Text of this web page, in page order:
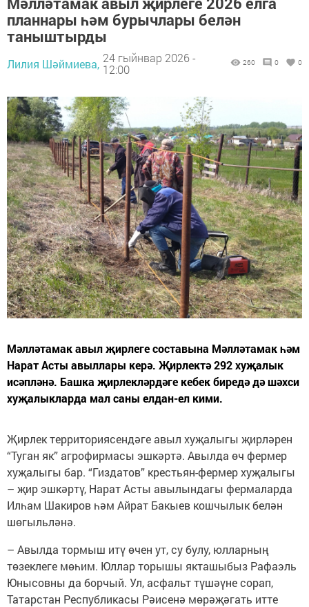
планнары һәм бурычлары белән
таныштырды
Лилия Шәймиева, 24 гыйнвар 2026 -
12:00
260 0 0
Мәлләтамак авыл җирлеге составына Мәлләтамак һәм
Нарат Асты авыллары керә. Җирлектә 292 хуҗалык
исәпләнә. Башка җирлекләрдәге кебек биредә дә шәхси
хуҗалыкларда мал саны елдан-ел кими.
Җирлек территориясендәге авыл хуҗалыгы җирләрен
“Туган як” агрофирмасы эшкәртә. Авылда өч фермер
хуҗалыгы бар. “Гиздатов” крестьян-фермер хуҗалыгы
– җир эшкәртү, Нарат Асты авылындагы фермаларда
Илһам Шакиров һәм Айрат Бакыев кошчылык белән
шөгыльләнә.
– Авылда тормыш итү өчен ут, су булу, юлларның
төзеклеге мөһим. Юллар торышы якташыбыз Рафаэль
Юнысовны да борчый. Ул, асфальт түшәүне сорап,
Татарстан Республикасы Рәисенә мөрәҗәгать итте